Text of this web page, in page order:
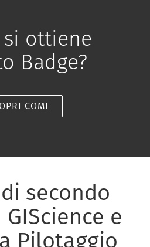
si ottiene
Badge?
COME
secondo
e
Pilotaggio